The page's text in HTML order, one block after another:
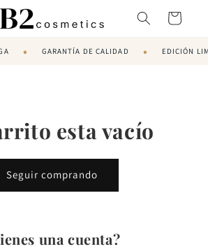
r
t
• GARANTÍA DE CALIDAD • EDICIÓN
esta vacío
Seguir comprando
una cuenta?